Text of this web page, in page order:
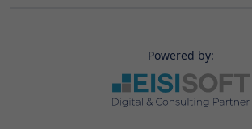
Powered by: